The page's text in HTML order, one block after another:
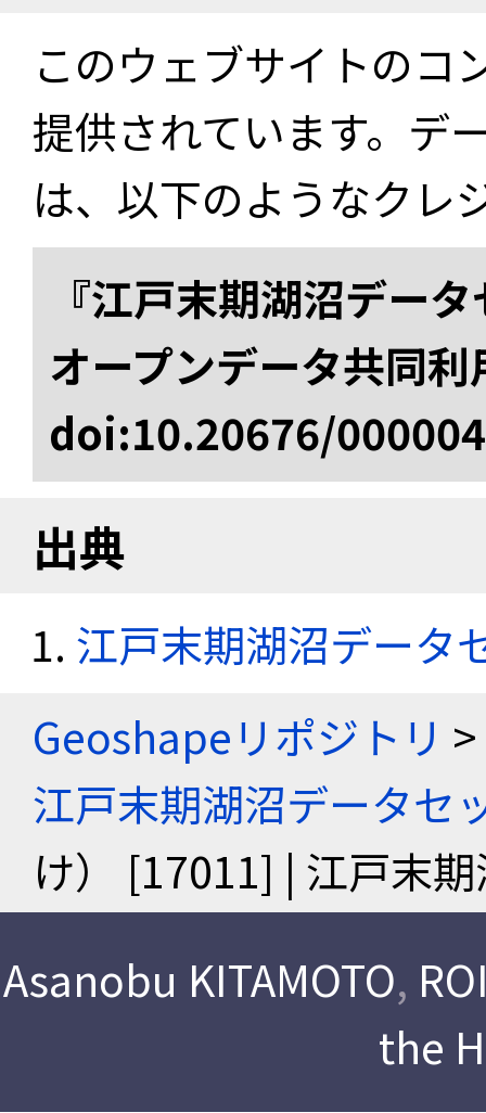
このウェブサイトのコ
提供されています。デ
は、以下のようなクレ
『江戸末期湖沼デー
オープンデータ共同
doi:10.20676/
出典
江戸末期湖沼データ
Geoshapeリポジトリ >
江戸末期湖沼データセ
け） [17011] | 江戸末
Asanobu KITAMOTO,
the